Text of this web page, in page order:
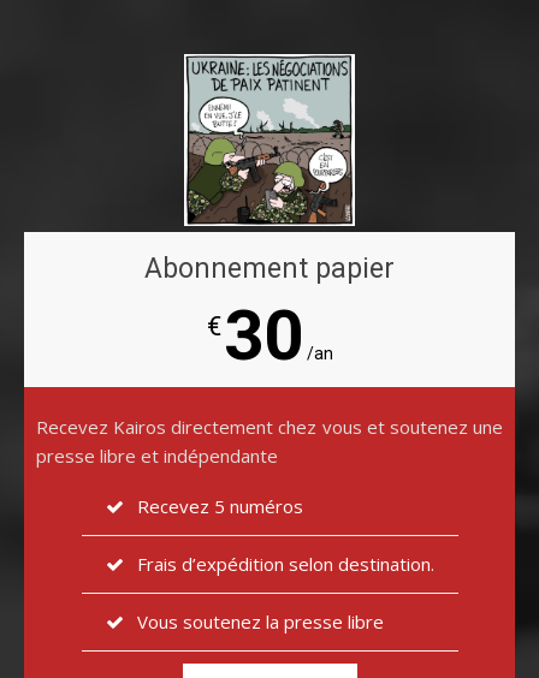
Abonnement papier
€30 /an
Recevez Kairos directement chez vous et soutenez une
presse libre et indépendante
Recevez 5 numéros
Frais d’expédition selon destination.
Vous soutenez la presse libre